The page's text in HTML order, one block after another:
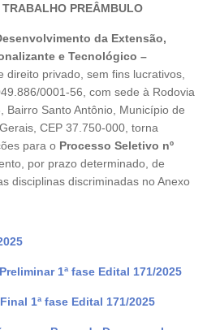
TRABALHO PREÂMBULO
da Extensão,
e Tecnológico –
direito privado, sem fins lucrativos,
0001-56, com sede à Rodovia
Bairro Santo Antônio, Município de
CEP 37.750-000, torna
para o Processo Seletivo nº
por prazo determinado, de
disciplinas discriminadas no Anexo
1ª fase Edital 171/2025
1ª fase Edital 171/2025